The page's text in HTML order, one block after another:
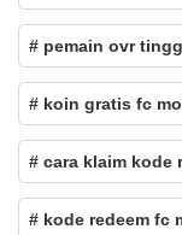
# pemain ovr
# koin gratis fc
# cara klaim kode
# kode redeem fc